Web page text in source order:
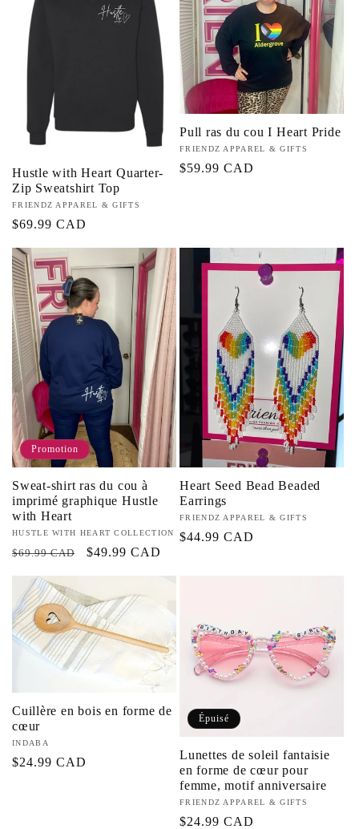
:
Hustle with Heart Quarter-
Zip Sweatshirt Top
Fournisseur :
FRIENDZ APPAREL & GIFTS
Prix
$69.99 CAD
Pull ras du cou I Heart Pride
Fournisseur :
FRIENDZ APPAREL & GIFTS
Prix
$59.99 CAD
Promotion
Sweat-shirt ras du cou à
imprimé graphique Hustle
with Heart
Fournisseur :
HUSTLE WITH HEART COLLECTION
Prix
$69.99 CAD
Prix
$49.99 CAD
Heart Seed Bead Beaded
Earrings
Fournisseur :
FRIENDZ APPAREL & GIFTS
Prix
$44.99 CAD
Cuillère en bois en forme de
cœur
Fournisseur :
INDABA
Prix
$24.99 CAD
Épuisé
Lunettes de soleil fantaisie
en forme de cœur pour
femme, motif anniversaire
Fournisseur :
FRIENDZ APPAREL & GIFTS
Prix
$24.99 CAD